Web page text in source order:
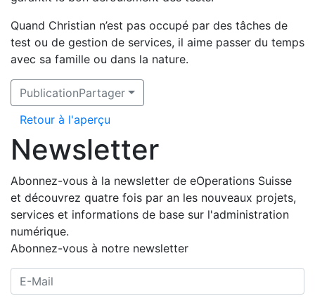
Quand Christian n’est pas occupé par des tâches de
test ou de gestion de services, il aime passer du temps
avec sa famille ou dans la nature.
PublicationPartager
Retour à l'aperçu
Newsletter
Abonnez-vous à la newsletter de eOperations Suisse
et découvrez quatre fois par an les nouveaux projets,
services et informations de base sur l'administration
numérique.
Abonnez-vous à notre newsletter
E-Mail Adresse